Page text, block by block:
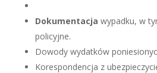
Dokumentacja wypadku, w
policyjne.
Dowody wydatków
Korespondencja z